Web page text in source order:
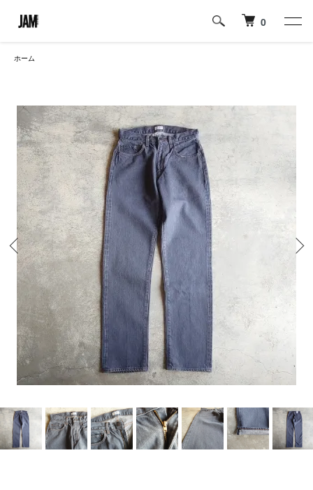
0
ホーム